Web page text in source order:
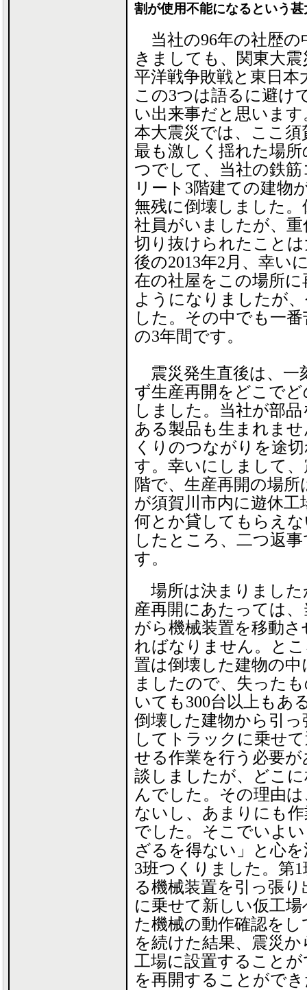
割が使用不能になるという
当社の96年の社歴の
きましても、関東大震
平洋戦争敗戦と東日本
この3つは語るに避け
い出来事だと思います
本大震災では、ここ須
最も激しく揺れた場
つでして、当社の鉄
リート3階建ての建物
無残に倒壊しました
社員がいましたが、
切り抜けられたこと
後の2013年2月、幸い
在の社屋をこの場所
ようになりましたが
した。その中でも一
の3年間です。
震災発生直後は、一
ず生産再開をどこで
しました。当社が部
ある製品も生まれま
くりのつながりを途
す。幸いにしまして
階で、生産再開の場
が須賀川市内に遊休
何とか貸してもらえ
したところ、二つ返
す。
場所は決まりました
産再開にあたっては、
がら機械装置を移動さ
ればなりません。と
置は倒壊した建物の中
ましたので、失った
いても300台以上もあ
倒壊した建物から引っ
してトラックに乗せ
せる作業を行う必要
談しましたが、どこ
んでした。その理由
ないし、あまりにも
でした。そこでいよ
ざるを得ない」と心
3班つくりました。第
る機械装置を引っ張
に乗せて新しい仮工
た機械の動作確認を
を続けた結果、震災
工場に設置すること
を再開することがで